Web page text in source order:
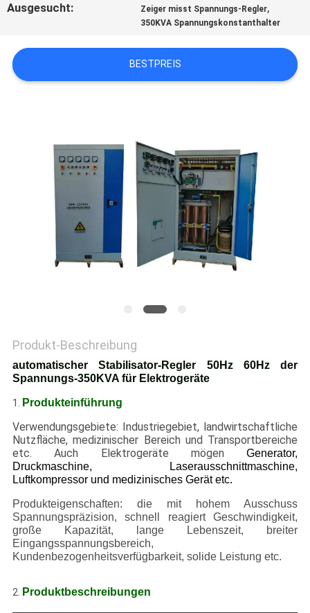
UM
EIN
NEUIGKEITEN
Ausgesucht: Zeiger misst Spannungs-Regler,
350KVA Spannungskonstanthalter
BESTPREIS
Produkt-Beschreibung
automatischer Stabilisator-Regler 50Hz 60Hz der
Spannungs-350KVA für Elektrogeräte
1. Produkteinführung
Verwendungsgebiete: Industriegebiet, landwirtschaftliche
Nutzfläche, medizinischer Bereich und Transportbereiche
etc. Auch Elektrogeräte mögenGenerator,
Druckmaschine, Laserausschnittmaschine,
Luftkompressor und medizinisches Gerät etc.
Produkteigenschaften: die mit hohem Ausschuss
Spannungspräzision, schnell reagiert Geschwindigkeit,
große Kapazität, lange Lebenszeit, breiter
Eingangsspannungsbereich,
Kundenbezogenheitsverfügbarkeit, solide Leistung etc.
2. Produktbeschreibungen